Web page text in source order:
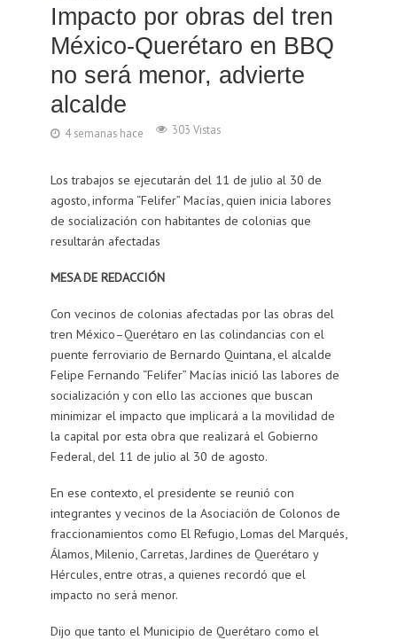
Impacto por obras del tren
México-Querétaro en BBQ
no será menor, advierte
alcalde
4 semanas hace 303 Vistas
Los trabajos se ejecutarán del 11 de julio al 30 de
agosto, informa “Felifer” Macías, quien inicia labores
de socialización con habitantes de colonias que
resultarán afectadas
MESA DE REDACCIÓN
Con vecinos de colonias afectadas por las obras del
tren México–Querétaro en las colindancias con el
puente ferroviario de Bernardo Quintana, el alcalde
Felipe Fernando “Felifer” Macías inició las labores de
socialización y con ello las acciones que buscan
minimizar el impacto que implicará a la movilidad de
la capital por esta obra que realizará el Gobierno
Federal, del 11 de julio al 30 de agosto.
En ese contexto, el presidente se reunió con
integrantes y vecinos de la Asociación de Colonos de
fraccionamientos como El Refugio, Lomas del Marqués,
Álamos, Milenio, Carretas, Jardines de Querétaro y
Hércules, entre otras, a quienes recordó que el
impacto no será menor.
Dijo que tanto el Municipio de Querétaro como el